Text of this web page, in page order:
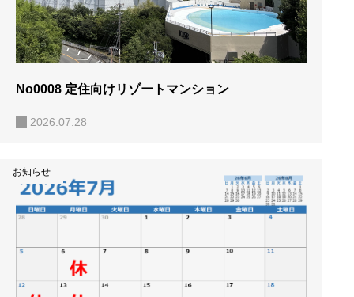
No0008 定住向けリゾートマンション
2026.07.28
お知らせ